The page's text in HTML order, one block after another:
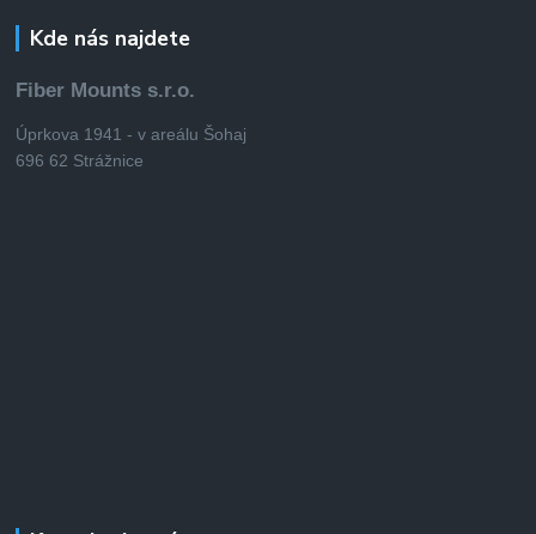
Kde nás najdete
Fiber Mounts s.r.o.
Úprkova 1941 - v areálu Šohaj
696 62 Strážnice